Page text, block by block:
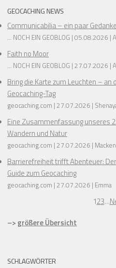
❅
❅
❅
❅
❅
❅
GEOCACHING NEWS
Communicabilia – ein paar
... NOCH EIN GEOBLOG 05.08.2026
Faith no Moor
... NOCH EIN GEOBLOG 27.07.2026
Bring die Karte zum Leuchten –
Geocaching-Tag
geocaching.com 27.07.2026
Eine Zusammenfassung unseres
Wandern und Natur
geocaching.com 27.07.2026
Barrierefreiheit trifft Abenteuer:
Guide zum Geocaching
geocaching.com 27.07.2026 Emma
123…
–> größere Übersicht
SCHLAGWÖRTER